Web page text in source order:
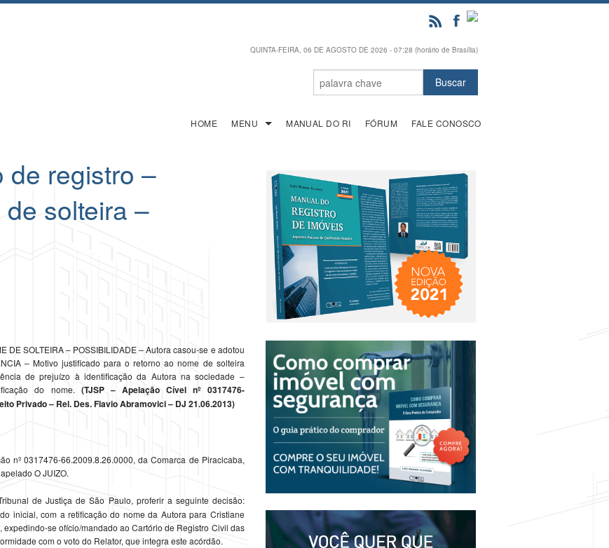
QUINTA-FEIRA, 06 DE AGOSTO DE 2026 - 07:28 (horário de Brasília)
HOME MENU MANUAL DO RI FÓRUM FALE CONOSCO
de registro –
solteira –
DE SOLTEIRA – POSSIBILIDADE – Autora casou-se e adotou
– Motivo justificado para o retorno ao nome de solteira
de prejuízo à identificação da Autora na sociedade –
do nome. (TJSP – Apelação Cível nº 0317476-
Privado – Rel. Des. Flavio Abramovici – DJ 21.06.2013)
nº 0317476-66.2009.8.26.0000, da Comarca de Piracicaba,
O JUIZO.
de Justiça de São Paulo, proferir a seguinte decisão:
inicial, com a retificação do nome da Autora para Cristiane
se ofício/mandado ao Cartório de Registro Civil das
com o voto do Relator, que integra este acórdão.